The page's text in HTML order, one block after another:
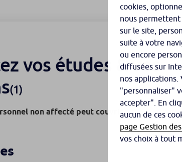
vos études & vos
(1)
non affecté peut couvrir :
cookies,
nous permettent
sur le site,
suite à votre
ou encore
diffusées sur
nos applications.
"personnaliser"
accepter". En
aucun de ces
page Gestion
vos choix à tout